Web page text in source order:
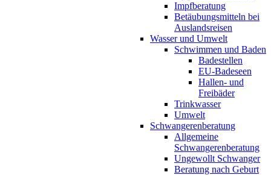
Impfberatung
Betäubungsmitteln bei
Auslandsreisen
Wasser und Umwelt
Schwimmen und Baden
Badestellen
EU-Badeseen
Hallen- und
Freibäder
Trinkwasser
Umwelt
Schwangerenberatung
Allgemeine
Schwangerenberatung
Ungewollt Schwanger
Beratung nach Geburt